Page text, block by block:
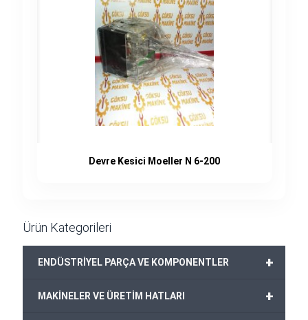
Devre Kesici Moeller N 6-200
Ürün Kategorileri
+
ENDÜSTRİYEL PARÇA VE KOMPONENTLER
+
MAKİNELER VE ÜRETİM HATLARI